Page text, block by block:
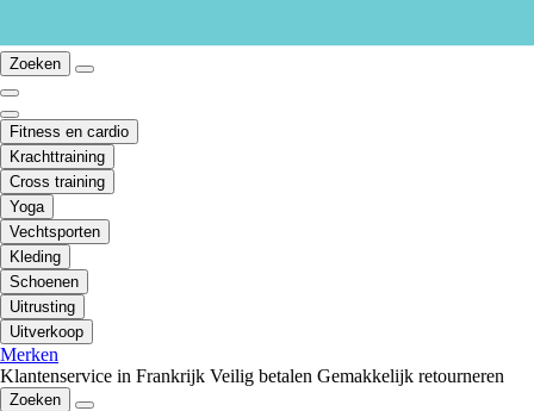
Zoeken
Fitness en cardio
Krachttraining
Cross training
Yoga
Vechtsporten
Kleding
Schoenen
Uitrusting
Uitverkoop
Merken
Klantenservice in Frankrijk Veilig betalen Gemakkelijk retourneren
Zoeken